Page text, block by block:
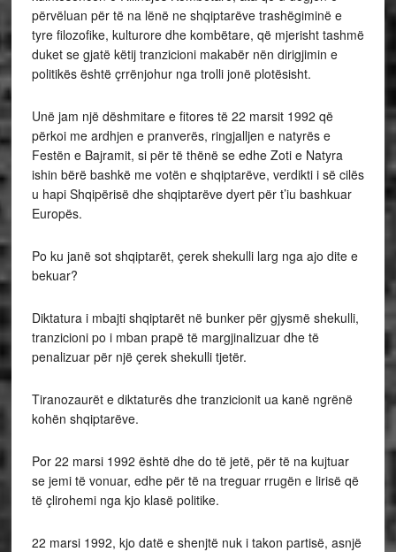
përvëluan për të na lënë ne shqiptarëve trashëgiminë e
tyre filozofike, kulturore dhe kombëtare, që mjerisht tashmë
duket se gjatë këtij tranzicioni makabër nën dirigjimin e
politikës është çrrënjohur nga trolli jonë plotësisht.
Unë jam një dëshmitare e fitores të 22 marsit 1992 që
përkoi me ardhjen e pranverës, ringjalljen e natyrës e
Festën e Bajramit, si për të thënë se edhe Zoti e Natyra
ishin bërë bashkë me votën e shqiptarëve, verdikti i së cilës
u hapi Shqipërisë dhe shqiptarëve dyert për t’iu bashkuar
Europës.
Po ku janë sot shqiptarët, çerek shekulli larg nga ajo dite e
bekuar?
Diktatura i mbajti shqiptarët në bunker për gjysmë shekulli,
tranzicioni po i mban prapë të margjinalizuar dhe të
penalizuar për një çerek shekulli tjetër.
Tiranozaurët e diktaturës dhe tranzicionit ua kanë ngrënë
kohën shqiptarëve.
Por 22 marsi 1992 është dhe do të jetë, për të na kujtuar
se jemi të vonuar, edhe për të na treguar rrugën e lirisë që
të çlirohemi nga kjo klasë politike.
22 marsi 1992, kjo datë e shenjtë nuk i takon partisë, asnjë